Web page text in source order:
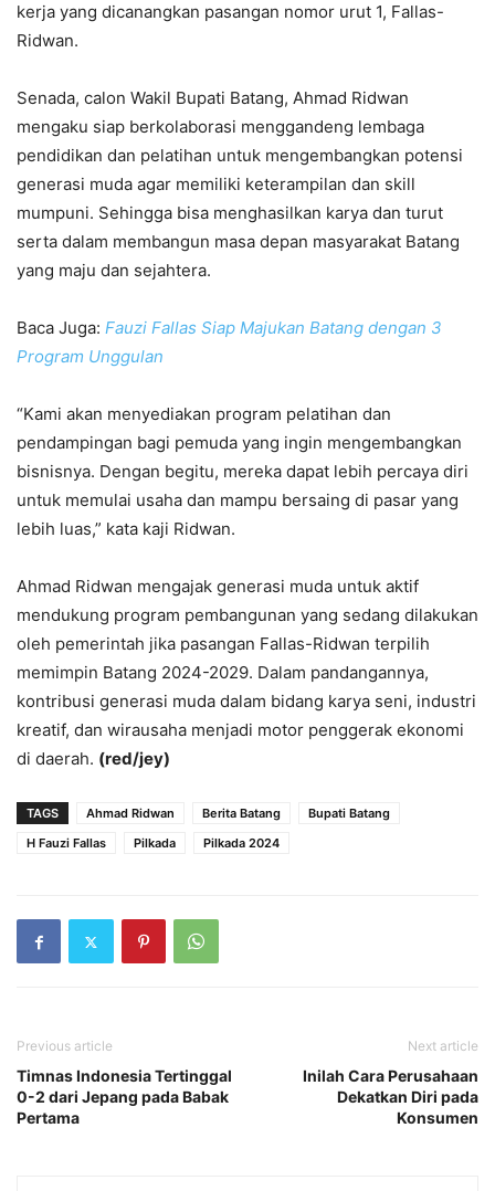
kerja yang dicanangkan pasangan nomor urut 1, Fallas-
Ridwan.
Senada, calon Wakil Bupati Batang, Ahmad Ridwan
mengaku siap berkolaborasi menggandeng lembaga
pendidikan dan pelatihan untuk mengembangkan potensi
generasi muda agar memiliki keterampilan dan skill
mumpuni. Sehingga bisa menghasilkan karya dan turut
serta dalam membangun masa depan masyarakat Batang
yang maju dan sejahtera.
Baca Juga: Fauzi Fallas Siap Majukan Batang dengan 3
Program Unggulan
“Kami akan menyediakan program pelatihan dan
pendampingan bagi pemuda yang ingin mengembangkan
bisnisnya. Dengan begitu, mereka dapat lebih percaya diri
untuk memulai usaha dan mampu bersaing di pasar yang
lebih luas,” kata kaji Ridwan.
Ahmad Ridwan mengajak generasi muda untuk aktif
mendukung program pembangunan yang sedang dilakukan
oleh pemerintah jika pasangan Fallas-Ridwan terpilih
memimpin Batang 2024-2029. Dalam pandangannya,
kontribusi generasi muda dalam bidang karya seni, industri
kreatif, dan wirausaha menjadi motor penggerak ekonomi
di daerah. (red/jey)
TAGS Ahmad Ridwan Berita Batang
Bupati Batang
H Fauzi Fallas
Pilkada Pilkada 2024
Previous article
Timnas Indonesia Tertinggal
0-2 dari Jepang pada Babak
Pertama
Next article
Inilah Cara Perusahaan
Dekatkan Diri pada
Konsumen